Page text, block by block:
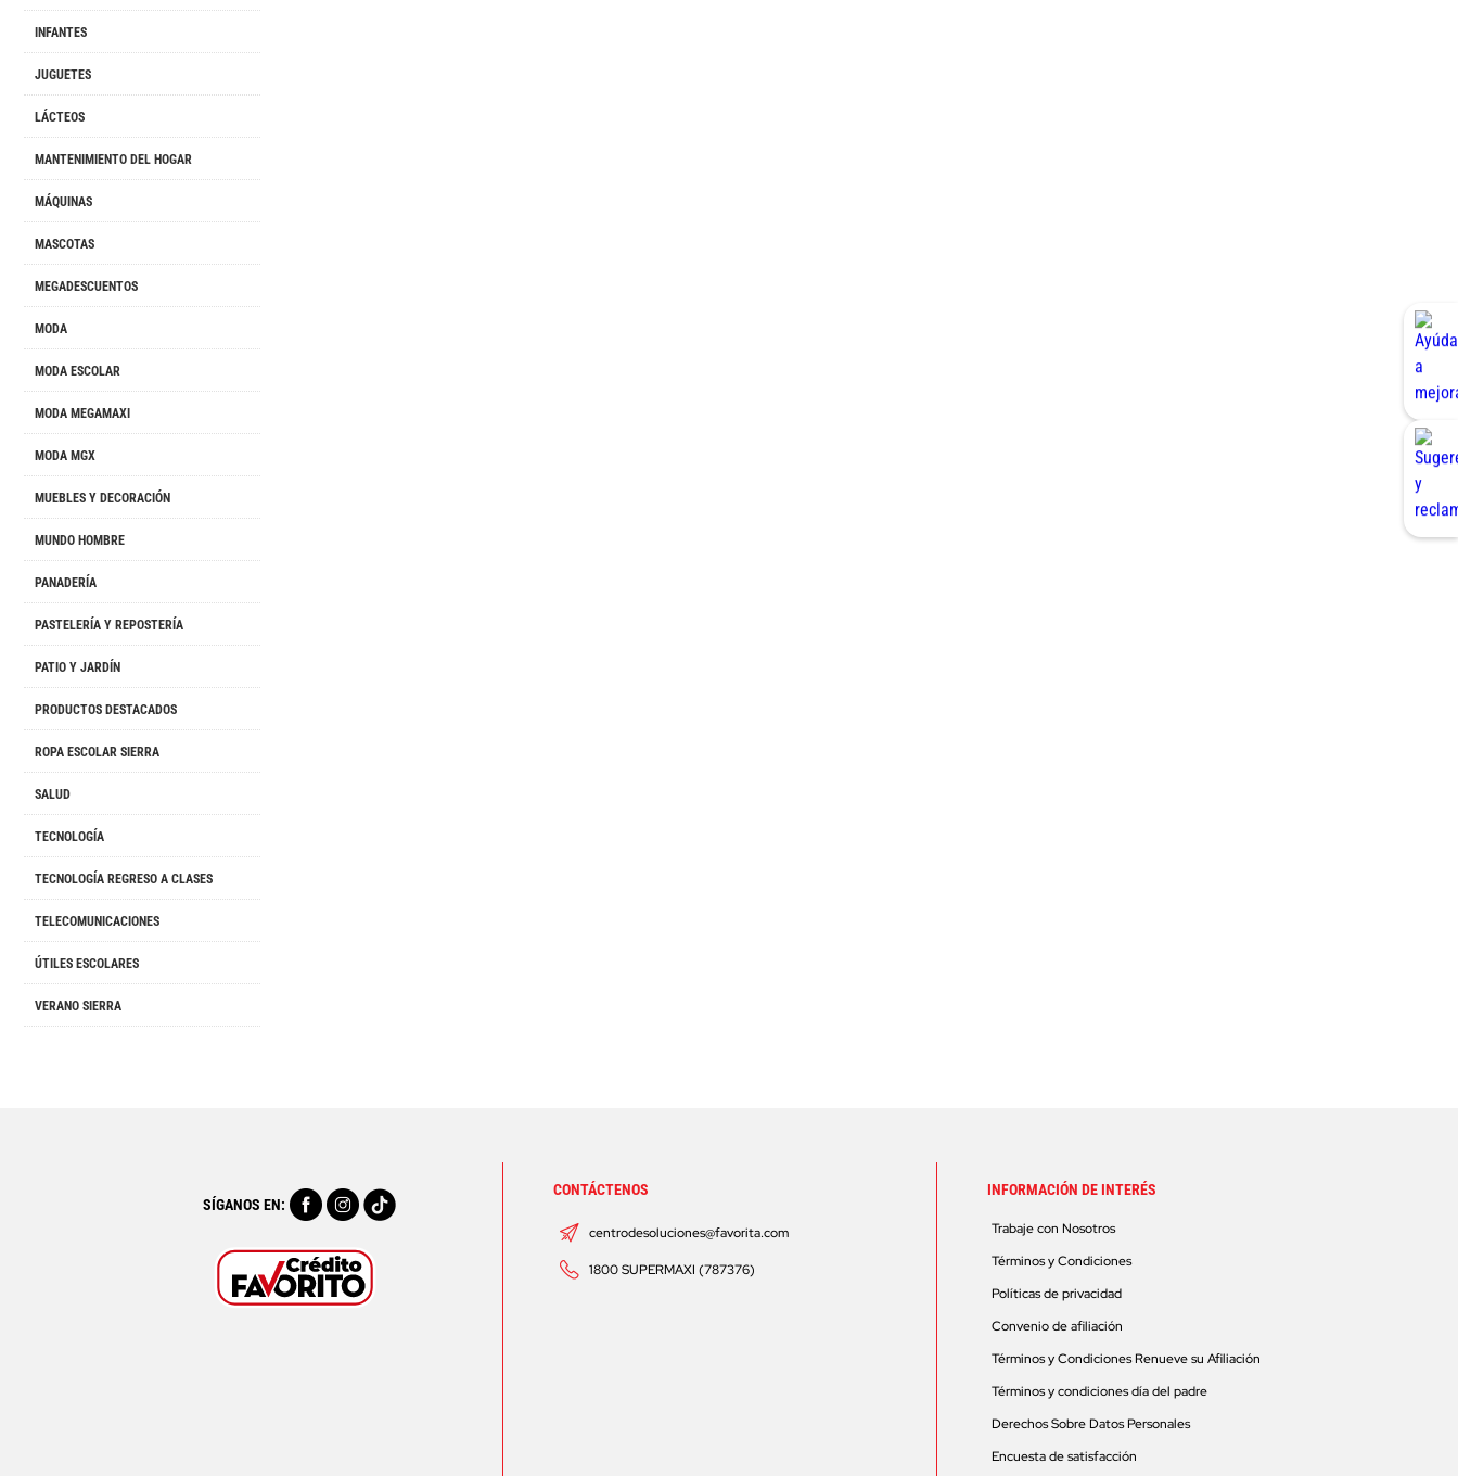
INFANTES
JUGUETES
LÁCTEOS
MANTENIMIENTO DEL HOGAR
MÁQUINAS
MASCOTAS
MEGADESCUENTOS
MODA
MODA ESCOLAR
MODA MEGAMAXI
MODA MGX
MUEBLES Y DECORACIÓN
MUNDO HOMBRE
PANADERÍA
PASTELERÍA Y REPOSTERÍA
PATIO Y JARDÍN
PRODUCTOS DESTACADOS
ROPA ESCOLAR SIERRA
SALUD
TECNOLOGÍA
TECNOLOGÍA REGRESO A CLASES
TELECOMUNICACIONES
ÚTILES ESCOLARES
VERANO SIERRA
SÍGANOS EN:
CONTÁCTENOS
centrodesoluciones@favorita.com
1800 SUPERMAXI (787376)
INFORMACIÓN DE INTERÉS
Trabaje con Nosotros
Términos y Condiciones
Políticas de privacidad
Convenio de afiliación
Términos y Condiciones Renueve su Afiliación
Términos y condiciones día del padre
Derechos Sobre Datos Personales
Encuesta de satisfacción